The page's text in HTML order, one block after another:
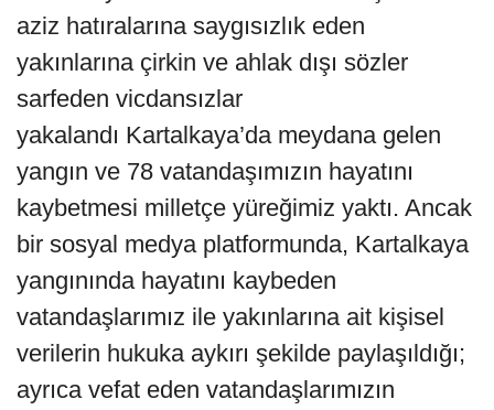
aziz hatıralarına saygısızlık eden
yakınlarına çirkin ve ahlak dışı sözler
sarfeden vicdansızlar
yakalandı Kartalkaya’da meydana gelen
yangın ve 78 vatandaşımızın hayatını
kaybetmesi milletçe yüreğimiz yaktı. Ancak
bir sosyal medya platformunda, Kartalkaya
yangınında hayatını kaybeden
vatandaşlarımız ile yakınlarına ait kişisel
verilerin hukuka aykırı şekilde paylaşıldığı;
ayrıca vefat eden vatandaşlarımızın